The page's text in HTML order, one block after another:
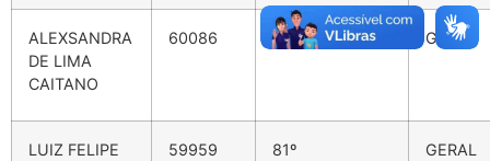
ALEXSANDRA
DE LIMA
CAITANO
60086 80º GERAL
LUIZ FELIPE
59959 81º GERAL